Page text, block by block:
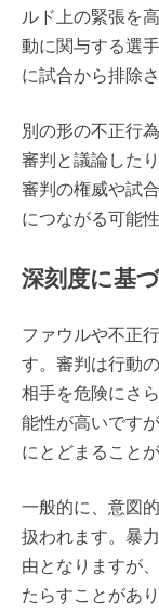
ルド上の緊張を
動に関与する選
に試合から排除
別の形の不正行
審判と議論した
審判の権威や試
につながる可能
深刻度に基
ファウルや不正
す。審判は行動
相手を危険にさ
能性が高いです
にとどまること
一般的に、意図
扱われます。暴
由となりますが
たらすことがあ